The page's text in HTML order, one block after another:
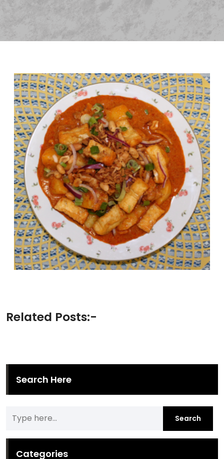
Related Posts:-
Search Here
Categories